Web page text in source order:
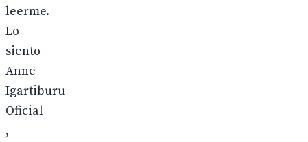
leerme.
Lo
siento
Anne
Igartiburu
Oficial
,